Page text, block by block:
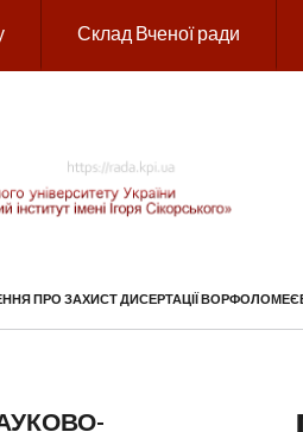
Склад Вченої ради
ПРО ЗАХИСТ ДИСЕРТАЦІЇ